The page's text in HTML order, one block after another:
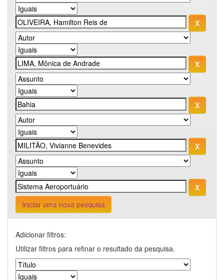
Iniciar uma nova pesquisa
Adicionar filtros:
Utilizar filtros para refinar o resultado da pesquisa.